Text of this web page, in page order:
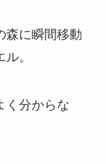
森に瞬間移動
。
く分からな